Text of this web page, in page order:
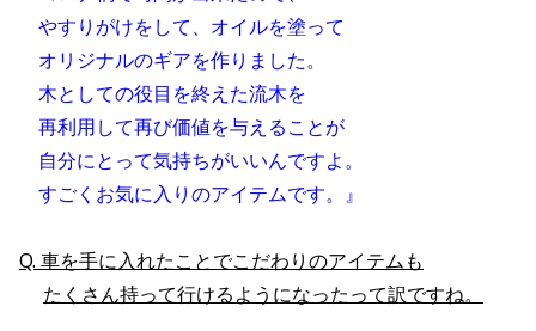
やすりがけをして、オイルを塗って
オリジナルのギアを作りました。
木としての役目を終えた流木を
再利用して再び価値を与えることが
自分にとって気持ちがいいんですよ。
すごくお気に入りのアイテムです。』
Q. 車を手に入れたことでこだわりのアイテムも
たくさん持って行けるようになったって訳ですね。